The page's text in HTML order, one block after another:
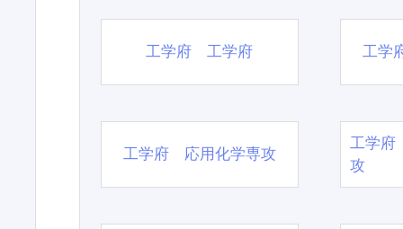
工学府 工学府 工学
工学府 応用化学専攻
工学府
攻